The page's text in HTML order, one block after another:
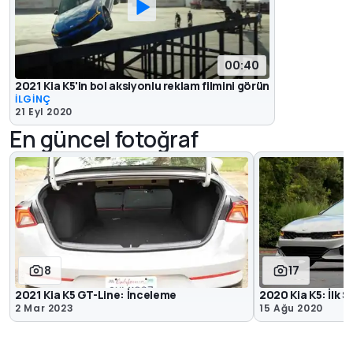
00:40
2021 Kia K5'in bol aksiyonlu reklam filmini görün
İLGİNÇ
21 Eyl 2020
En güncel fotoğraf
8
2021 Kia K5 GT-Line: İnceleme
2 Mar 2023
17
2020 Kia K5: İlk
15 Ağu 2020